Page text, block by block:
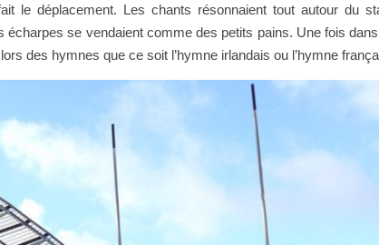
le déplacement. Les chants résonnaient tout autour du
écharpes se vendaient comme des petits pains. Une fois
des hymnes que ce soit l’hymne irlandais ou l’hymne